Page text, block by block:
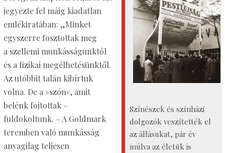
Színészek és színházi
dolgozók veszítették el
az állásukat, pár év
múlva az életük is
jegyezte fel máig kiadatlan
emlékiratában: „Minket
egyszerre fosztottak meg
a szellemi munkásságunktól
és a fizikai megélhetésünktől.
Az utóbbit talán kibírtuk
volna. De a »szón«, amit
belénk fojtottak –
fuldokoltunk. – A Goldmark
teremben való munkásság
anyagilag teljesen